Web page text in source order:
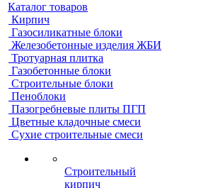
Каталог товаров
Кирпич
Газосиликатные блоки
Железобетонные изделия ЖБИ
Тротуарная плитка
Газобетонные блоки
Строительные блоки
Пеноблоки
Пазогребневые плиты ПГП
Цветные кладочные смеси
Сухие строительные смеси
Строительный
кирпич